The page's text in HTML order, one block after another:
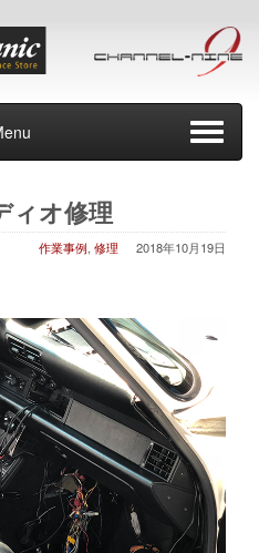
ィオ修理
2018年10月19日
作業事例, 修理